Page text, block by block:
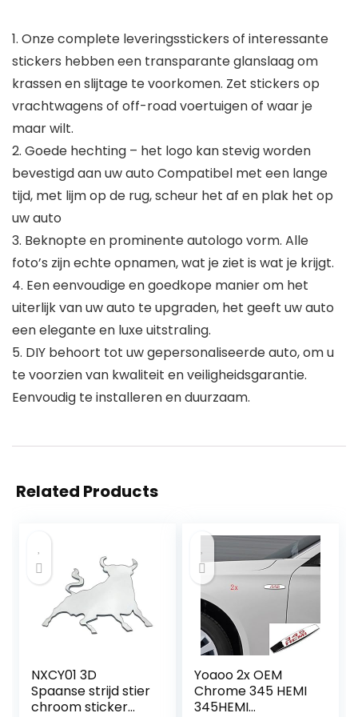
1. Onze complete leveringsstickers of interessante
stickers hebben een transparante glanslaag om
krassen en slijtage te voorkomen. Zet stickers op
vrachtwagens of off-road voertuigen of waar je
maar wilt.
2. Goede hechting – het logo kan stevig worden
bevestigd aan uw auto Compatibel met een lange
tijd, met lijm op de rug, scheur het af en plak het op
uw auto
3. Beknopte en prominente autologo vorm. Alle
foto’s zijn echte opnamen, wat je ziet is wat je krijgt.
4. Een eenvoudige en goedkope manier om het
uiterlijk van uw auto te upgraden, het geeft uw auto
een elegante en luxe uitstraling.
5. DIY behoort tot uw gepersonaliseerde auto, om u
te voorzien van kwaliteit en veiligheidsgarantie.
Eenvoudig te installeren en duurzaam.
Related Products
NXCY01 3D
Spaanse strijd stier
chroom sticker
Yoaoo 2x OEM
Chrome 345 HEMI
345HEMI